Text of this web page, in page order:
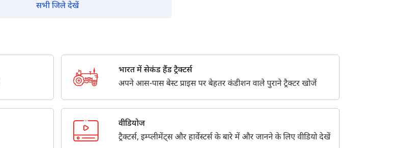
सभी जिले देखें
भारत में सेकंड हैंड ट्रैक्टर्स
अपने आस-पास बेस्ट प्राइस पर बेहतर कंडीशन वाले पुराने ट्रैक्टर खोजें
वीडियोज
ट्रैक्टर्स, इम्प्लीमेंट्स और हार्वेस्टर्स के बारे में और जानने के लिए वीडियो देखें